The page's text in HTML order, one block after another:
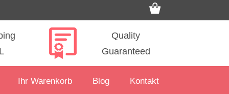
Quality
Guaranteed
Ihr Warenkorb Blog Kontakt